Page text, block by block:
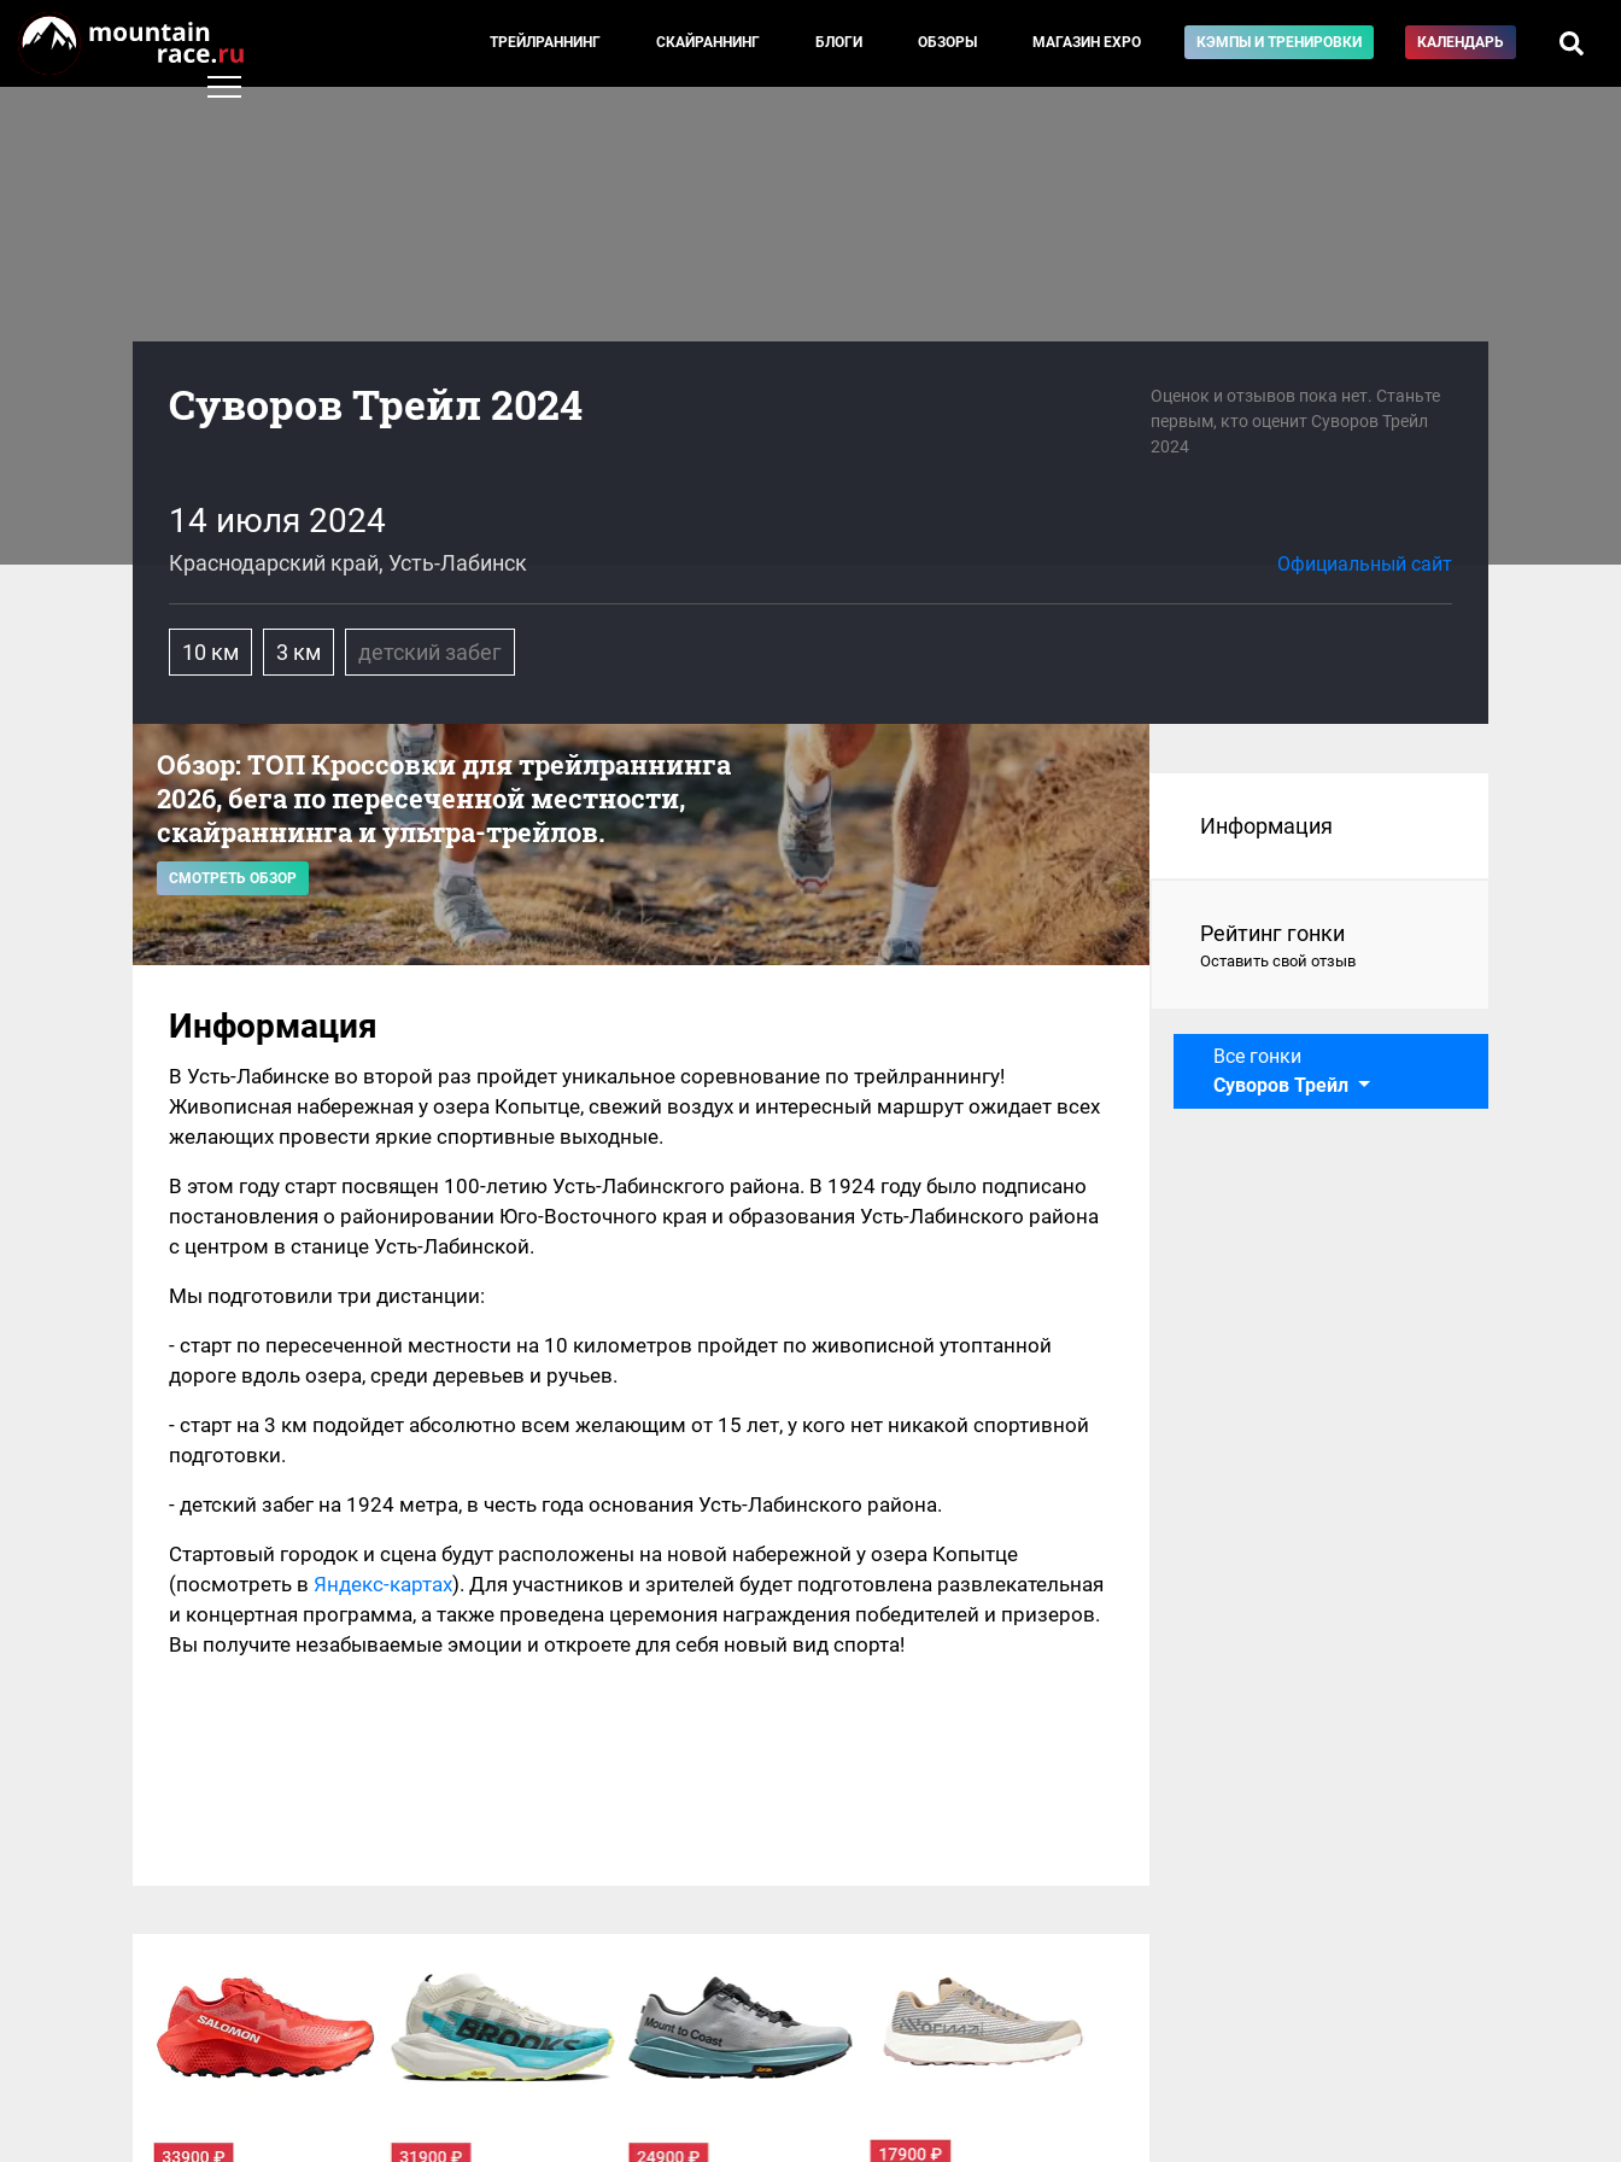
ТРЕЙЛРАННИНГ СКАЙРАННИНГ БЛОГИ ОБЗОРЫ МАГАЗИН EXPO КЭМПЫ И ТРЕНИРОВКИ КАЛЕНДАРЬ
Суворов Трейл 2024
Оценок и отзывов пока нет. Станьте
первым, кто оценит Суворов Трейл
2024
14 июля 2024
Краснодарский край, Усть-Лабинск Официальный сайт
10 км 3 км детский забег
Обзор: ТОП Кроссовки для трейлраннинга
2026, бега по пересеченной местности,
скайраннинга и ультра-трейлов.
СМОТРЕТЬ ОБЗОР
Информация
В Усть-Лабинске во второй раз пройдет уникальное соревнование по трейлраннингу!
Живописная набережная у озера Копытце, свежий воздух и интересный маршрут ожидает всех
желающих провести яркие спортивные выходные.
В этом году старт посвящен 100-летию Усть-Лабинскгого района. В 1924 году было подписано
постановления о районировании Юго-Восточного края и образования Усть-Лабинского района
с центром в станице Усть-Лабинской.
Мы подготовили три дистанции:
- старт по пересеченной местности на 10 километров пройдет по живописной утоптанной
дороге вдоль озера, среди деревьев и ручьев.
- старт на 3 км подойдет абсолютно всем желающим от 15 лет, у кого нет никакой спортивной
подготовки.
- детский забег на 1924 метра, в честь года основания Усть-Лабинского района.
Стартовый городок и сцена будут расположены на новой набережной у озера Копытце
(посмотреть в Яндекс-картах). Для участников и зрителей будет подготовлена развлекательная
и концертная программа, а также проведена церемония награждения победителей и призеров.
Вы получите незабываемые эмоции и откроете для себя новый вид спорта!
Информация
Рейтинг гонки
Оставить свой отзыв
Все гонки
Суворов Трейл